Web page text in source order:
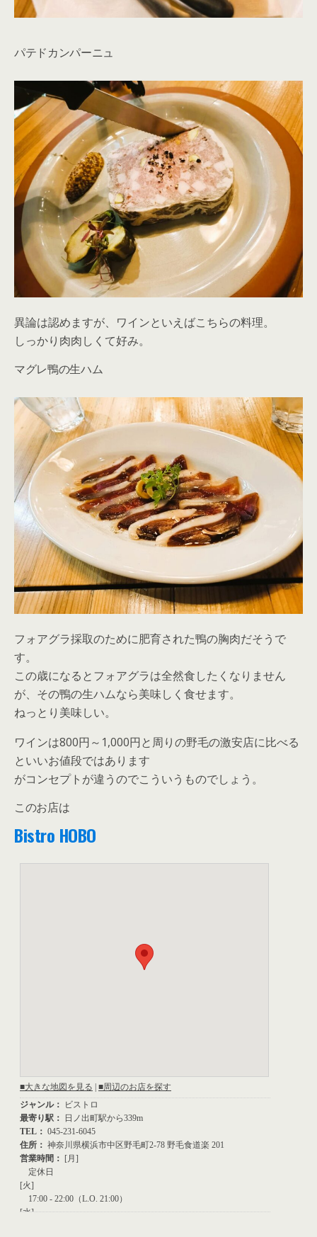
パテドカンパーニュ
異論は認めますが、ワインといえばこちらの料理。
しっかり肉肉しくて好み。
マグレ鴨の生ハム
フォアグラ採取のために肥育された鴨の胸肉だそうで
す。
この歳になるとフォアグラは全然食したくなりません
が、その鴨の生ハムなら美味しく食せます。
ねっとり美味しい。
ワインは800円～1,000円と周りの野毛の激安店に比べる
といいお値段ではあります
がコンセプトが違うのでこういうものでしょう。
このお店は
Bistro HOBO